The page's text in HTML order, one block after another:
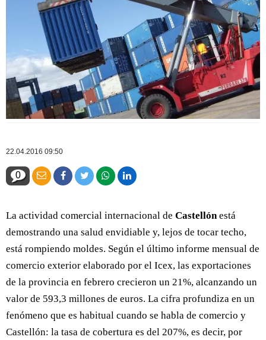
22.04.2016 09:50
0
La actividad comercial internacional de Castellón está
demostrando una salud envidiable y, lejos de tocar techo,
está rompiendo moldes. Según el último informe mensual de
comercio exterior elaborado por el Icex, las exportaciones
de la provincia en febrero crecieron un 21%, alcanzando un
valor de 593,3 millones de euros. La cifra profundiza en un
fenómeno que es habitual cuando se habla de comercio y
Castellón: la tasa de cobertura es del 207%, es decir, por